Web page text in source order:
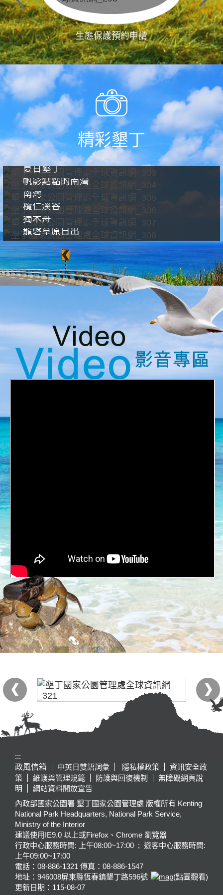
生態保護預約申請
精彩墾丁
夏日墾丁
帆影點點的南灣
南灣
欖仁溪谷
獨木舟
龍磐草原日出
:::
政風信箱
中英日雙語詞彙 隱私權政策
資訊安全政
策
維護與管理規範 防護與回復機制
無障礙網頁說
明
網站資料開放宣告
內政部國家公園署 墾丁國家公園管理處 版權所有 Kenting
National Park Headquarters, National Park Service,
Ministry of the Interior
建議使用IE9.0 以上或Firefox、Chrome 瀏覽器
行政中心服務時間: 上午08:00~17:00 ; 遊客中心服務時間:
上午09:00~17:00
電話：08-886-1321 傳真：08-886-1547
地址：946008屏東縣恆春鎮墾丁路596號
(點圖觀看)
更新日期： 115-08-07